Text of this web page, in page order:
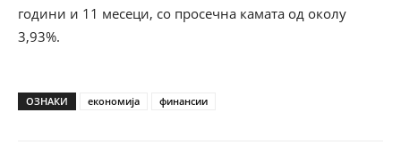
години и 11 месеци, со просечна камата од околу
3,93%.
ОЗНАКИ економија финансии